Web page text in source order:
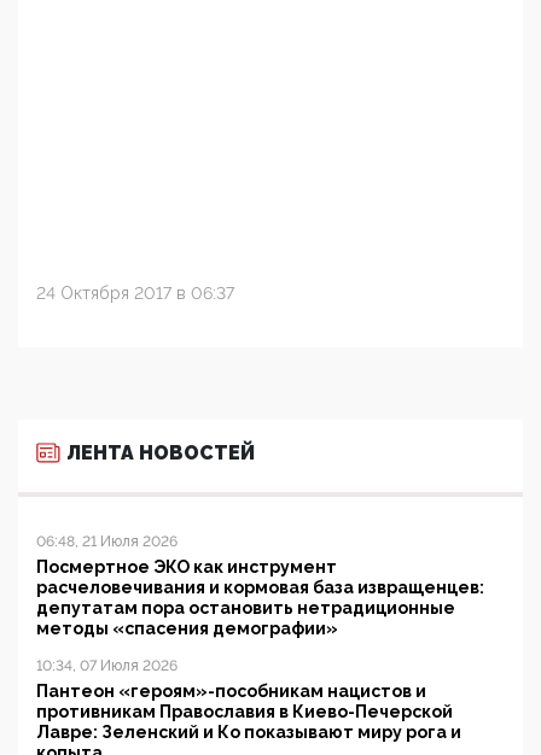
24 Октября 2017 в 06:37
ЛЕНТА НОВОСТЕЙ
06:48, 21 Июля 2026
Посмертное ЭКО как инструмент
расчеловечивания и кормовая база извращенцев:
депутатам пора остановить нетрадиционные
методы «спасения демографии»
10:34, 07 Июля 2026
Пантеон «героям»-пособникам нацистов и
противникам Православия в Киево-Печерской
Лавре: Зеленский и Ко показывают миру рога и